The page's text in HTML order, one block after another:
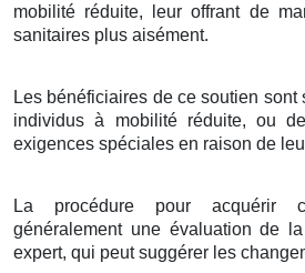
mobilité réduite, leur offrant de
sanitaires plus aisément.
Les bénéficiaires de ce soutien
individus à mobilité réduite, ou
exigences spéciales en raison de
La procédure pour acquérir
généralement une évaluation de
expert, qui peut suggérer les